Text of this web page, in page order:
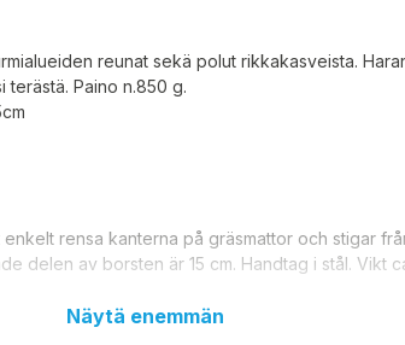
reunat sekä polut rikkakasveista.
terästä. Paino n.850 g.
rensa kanterna på gräsmattor och stigar
delen av borsten är 15 cm. Handtag i stål. Vikt
Näytä enemmän